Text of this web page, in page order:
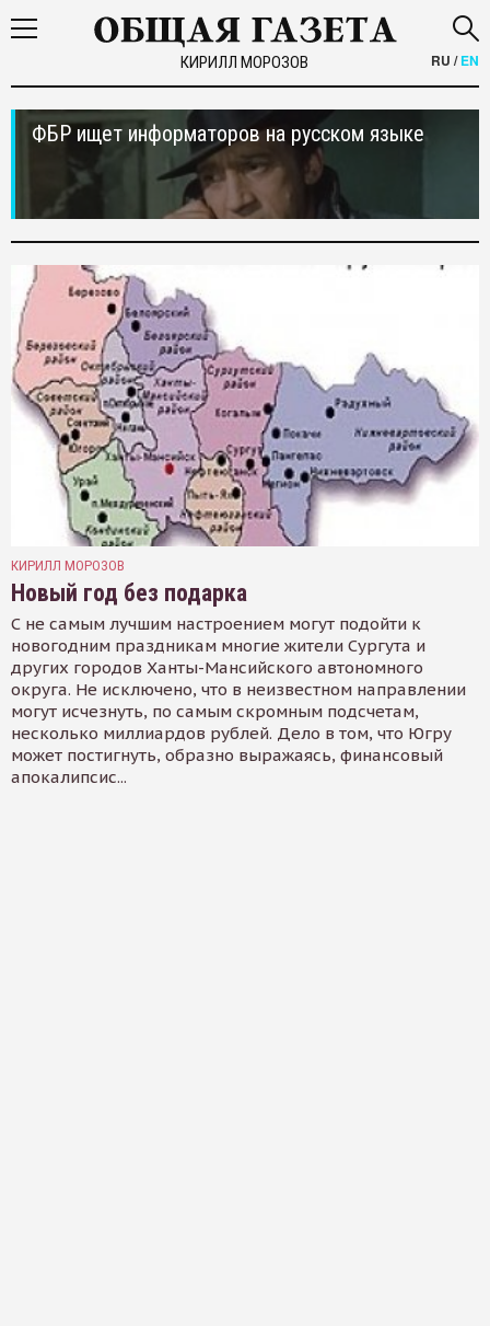
КИРИЛЛ МОРОЗОВ RU /EN
ФБР ищет информаторов на русском языке
КИРИЛЛ МОРОЗОВ
Новый год без подарка
С не самым лучшим настроением могут подойти к
новогодним праздникам многие жители Сургута и
других городов Ханты-Мансийского автономного
округа. Не исключено, что в неизвестном направлении
могут исчезнуть, по самым скромным подсчетам,
несколько миллиардов рублей. Дело в том, что Югру
может постигнуть, образно выражаясь, финансовый
апокалипсис...